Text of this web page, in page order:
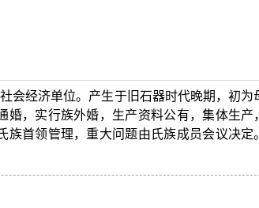
会经济单位。产生于旧石器时代晚期，初为
，实行族外婚，生产资料公有，集体生产，
首领管理，重大问题由氏族成员会议决定。